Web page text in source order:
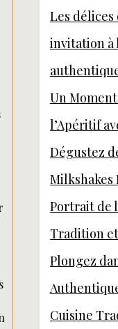
Les délices
invitation à
Un
l’Apéritif
Dégustez
Milkshakes
Portrait de
Tradition
Plongez
Cuisine